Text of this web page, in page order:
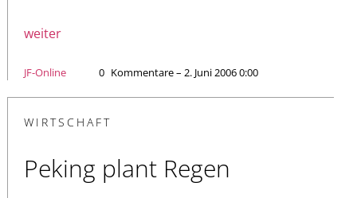
weiter
JF-Online 0 Kommentare – 2. Juni 2006 0:00
WIRTSCHAFT
Peking plant Regen